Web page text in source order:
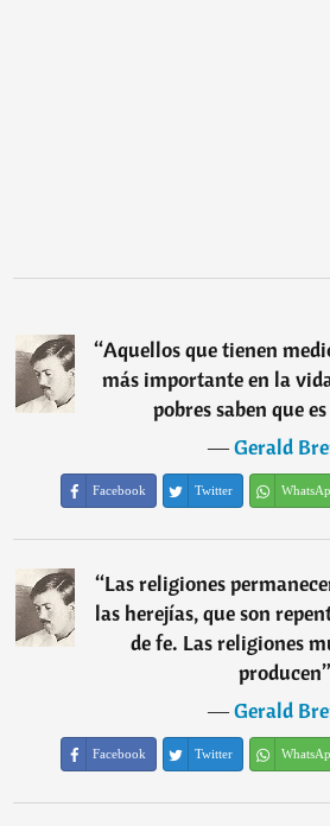
“Aquellos que tienen
más importante en la
pobres saben que
―Gerald
Facebook Twitter
“Las religiones
las herejías, que son
de fe. Las religiones
producen”
―Gerald
Facebook Twitter